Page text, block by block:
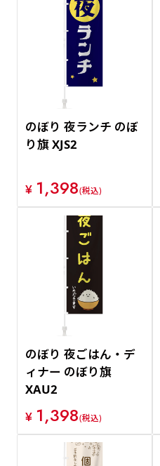
のぼり 夜ランチ のぼ
り旗 XJS2
¥ 1,398(税込)
のぼり 夜ごはん・デ
ィナー のぼり旗
XAU2
¥ 1,398(税込)